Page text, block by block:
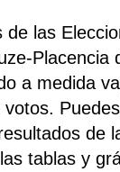
de las
Placencia
a medida
de
tablas y